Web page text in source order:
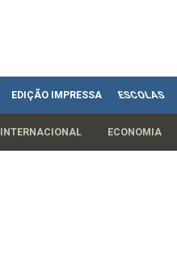
EDIÇÃO IMPRESSA ESCOLAS
INTERNACIONAL ECONOMIA